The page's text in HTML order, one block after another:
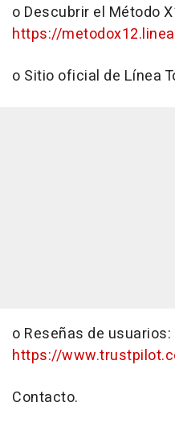
o Descubrir el Método
https://
o Sitio oficial de Línea
o Reseñas de usuarios:
https://
Contacto.